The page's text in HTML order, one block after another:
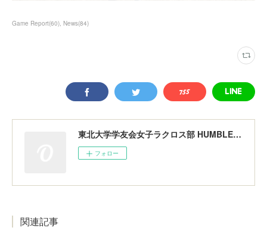
Game Report(60) News(84)
東北大学学友会女子ラクロス部 HUMBLERS
フォロー
関連記事